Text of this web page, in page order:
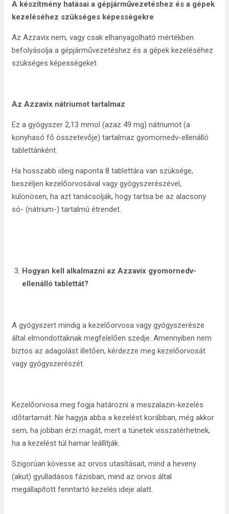
A készítmény hatásai a gépjárművezetéshez és a gépek
kezeléséhez szükséges képességekre
Az Azzavix nem, vagy csak elhanyagolható mértékben
befolyásolja a gépjárművezetéshez és a gépek kezeléséhez
szükséges képességeket.
Az Azzavix nátriumot tartalmaz
Ez a gyógyszer 2,13 mmol (azaz 49 mg) nátriumot (a
konyhasó fő összetevője) tartalmaz gyomornedv-ellenálló
tablettánként.
Ha hosszabb ideig naponta 8 tablettára van szüksége,
beszéljen kezelőorvosával vagy gyógyszerészével,
különösen, ha azt tanácsolják, hogy tartsa be az alacsony
só- (nátrium-) tartalmú étrendet.
Hogyan kell alkalmazni az Azzavix gyomornedv-
ellenálló tablettát?
A gyógyszert mindig a kezelőorvosa vagy gyógyszerésze
által elmondottaknak megfelelően szedje. Amennyiben nem
biztos az adagolást illetően, kérdezze meg kezelőorvosát
vagy gyógyszerészét.
Kezelőorvosa meg fogja határozni a meszalazin-kezelés
időtartamát. Ne hagyja abba a kezelést korábban, még akkor
sem, ha jobban érzi magát, mert a tünetek visszatérhetnek,
ha a kezelést túl hamar leállítják.
Szigorúan kövesse az orvos utasításait, mind a heveny
(akut) gyulladásos fázisban, mind az orvos által
megállapított fenntartó kezelés ideje alatt.